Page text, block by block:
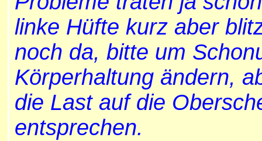
linke Hüfte kurz aber
noch da, bitte um
Körperhaltung ändern,
die Last auf die
entsprechen.